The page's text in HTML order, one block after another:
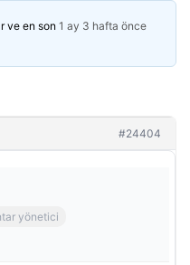
ve en son 1 ay 3 hafta önce
#24404
yönetici